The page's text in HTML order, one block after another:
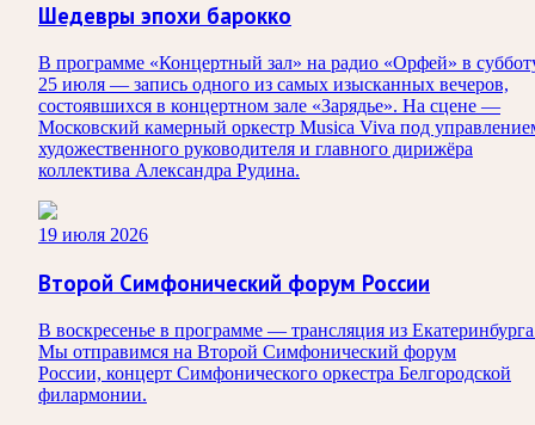
Шедевры эпохи барокко
В программе «Концертный зал» на радио «Орфей» в
25 июля — запись одного из самых изысканных вечеров,
состоявшихся в концертном зале «Зарядье». На сцене —
Московский камерный оркестр Musica Viva под
художественного руководителя и главного дирижёра
коллектива Александра Рудина.
19 июля 2026
Второй Симфонический форум России
В воскресенье в программе — трансляция из
Мы отправимся на Второй Симфонический форум
России, концерт Симфонического оркестра Белгородской
филармонии.